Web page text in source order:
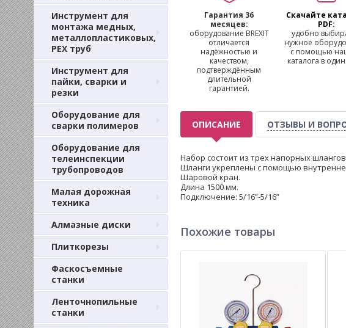
Инструмент для
монтажа медных,
металлопластиковых,
PEX труб
Инструмент для
пайки, сварки и
резки
Оборудование для
сварки полимеров
Оборудование для
телеинспекции
трубопроводов
Малая дорожная
техника
Алмазные диски
Плиткорезы
Фаскосъемные
станки
Ленточнопильные
станки
Гарантия 36
месяцев:
оборудование BREXIT
отличается
надёжностью и
качеством,
подтверждённым
длительной
гарантией.
Скачайте
PDF:
удобно
нужное
с помощью
каталога в
ОПИСАНИЕ ОТЗЫВЫ И
Набор состоит из трех напорных
Шланги укреплены с помощью
Шаровой кран.
Длина 1500 мм.
Подключение: 5/16”-5/16”
Похожие товары